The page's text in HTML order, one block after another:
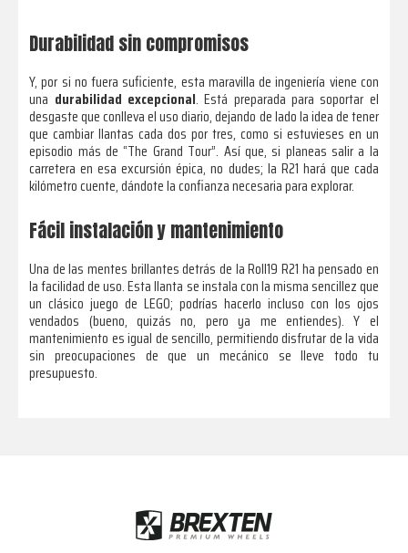
Durabilidad sin compromisos
Y, por si no fuera suficiente, esta maravilla de ingeniería viene con
una durabilidad excepcional. Está preparada para soportar el
desgaste que conlleva el uso diario, dejando de lado la idea de tener
que cambiar llantas cada dos por tres, como si estuvieses en un
episodio más de “The Grand Tour”. Así que, si planeas salir a la
carretera en esa excursión épica, no dudes; la R21 hará que cada
kilómetro cuente, dándote la confianza necesaria para explorar.
Fácil instalación y mantenimiento
Una de las mentes brillantes detrás de la Roll19 R21 ha pensado en
la facilidad de uso. Esta llanta se instala con la misma sencillez que
un clásico juego de LEGO; podrías hacerlo incluso con los ojos
vendados (bueno, quizás no, pero ya me entiendes). Y el
mantenimiento es igual de sencillo, permitiendo disfrutar de la vida
sin preocupaciones de que un mecánico se lleve todo tu
presupuesto.